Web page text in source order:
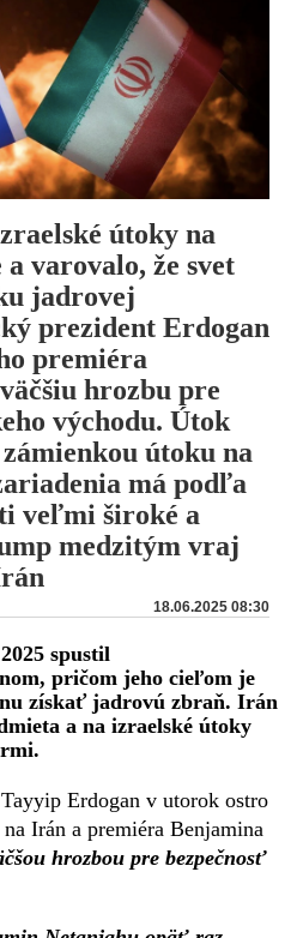
útoky na
varovalo, že svet
jadrovej
prezident Erdogan
premiéra
hrozbu pre
východu. Útok
útoku na
má podľa
veľmi široké a
medzitým vraj
18.06.2025 08:30
spustil
pričom jeho cieľom je
získať jadrovú zbraň. Irán
a na izraelské útoky
Erdogan v utorok ostro
Irán a premiéra Benjamina
hrozbou pre bezpečnosť